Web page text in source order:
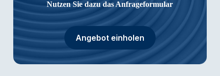
Nutzen Sie dazu das Anfrageformular
Angebot einholen